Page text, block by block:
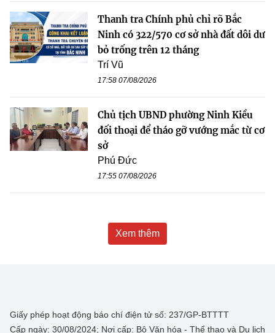
Thanh tra Chính phủ chỉ rõ Bắc
Ninh có 322/570 cơ sở nhà đất dôi dư
bỏ trống trên 12 tháng
Trí Vũ
17:58 07/08/2026
Chủ tịch UBND phường Ninh Kiều
đối thoại để tháo gỡ vướng mắc từ cơ
sở
Phú Đức
17:55 07/08/2026
Xem thêm
Giấy phép hoạt động báo chí điện tử số: 237/GP-BTTTT
Cấp ngày: 30/08/2024; Nơi cấp: Bộ Văn hóa - Thể thao và Du lịch